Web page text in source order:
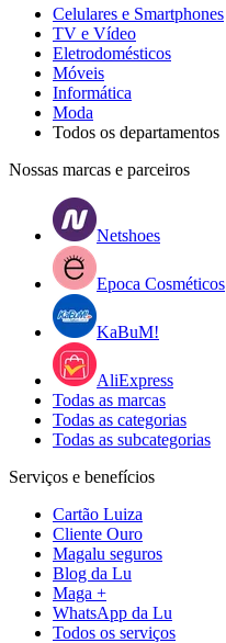
Celulares e Smartphones
TV e Vídeo
Eletrodomésticos
Móveis
Informática
Moda
Todos os departamentos
Nossas marcas e parceiros
Netshoes
Epoca Cosméticos
KaBuM!
AliExpress
Todas as marcas
Todas as categorias
Todas as subcategorias
Serviços e benefícios
Cartão Luiza
Cliente Ouro
Magalu seguros
Blog da Lu
Maga +
WhatsApp da Lu
Todos os serviços